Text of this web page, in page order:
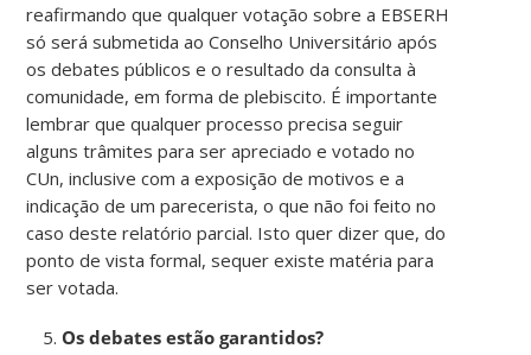
reafirmando que qualquer votação sobre a EBSERH
só será submetida ao Conselho Universitário após
os debates públicos e o resultado da consulta à
comunidade, em forma de plebiscito. É importante
lembrar que qualquer processo precisa seguir
alguns trâmites para ser apreciado e votado no
CUn, inclusive com a exposição de motivos e a
indicação de um parecerista, o que não foi feito no
caso deste relatório parcial. Isto quer dizer que, do
ponto de vista formal, sequer existe matéria para
ser votada.
Os debates estão garantidos?